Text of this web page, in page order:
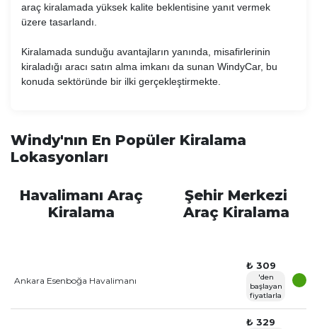
araç kiralamada yüksek kalite beklentisine yanıt vermek
üzere tasarlandı.
Kiralamada sunduğu avantajların yanında, misafirlerinin
kiraladığı aracı satın alma imkanı da sunan WindyCar, bu
konuda sektöründe bir ilki gerçekleştirmekte.
Windy'nın En Popüler Kiralama
Lokasyonları
Havalimanı Araç
Kiralama
Şehir Merkezi
Araç Kiralama
Ankara Esenboğa Havalimanı
₺ 309
'den
başlayan
fiyatlarla
₺ 329